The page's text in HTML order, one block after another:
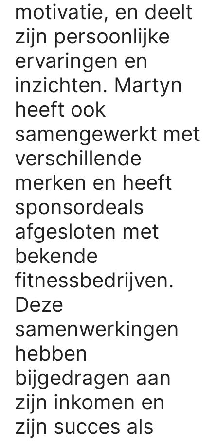
motivatie, en deelt
zijn persoonlijke
ervaringen en
inzichten. Martyn
heeft ook
samengewerkt met
verschillende
merken en heeft
sponsordeals
afgesloten met
bekende
fitnessbedrijven.
Deze
samenwerkingen
hebben
bijgedragen aan
zijn inkomen en
zijn succes als